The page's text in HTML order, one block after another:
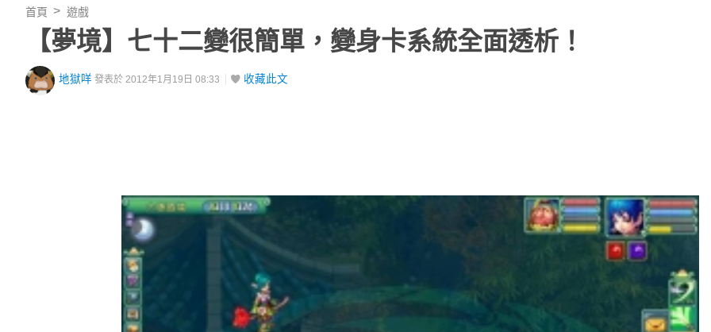
首頁 遊戲
【夢境】七十二變很簡單，變身卡系統全面透析！
地獄咩 發表於 2012年1月19日 08:33 收藏此文